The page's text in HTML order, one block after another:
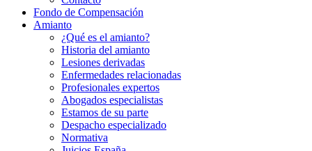
Fondo de Compensación
Amianto
¿Qué es el amianto?
Historia del amianto
Lesiones derivadas
Enfermedades relacionadas
Profesionales expertos
Abogados especialistas
Estamos de su parte
Despacho especializado
Normativa